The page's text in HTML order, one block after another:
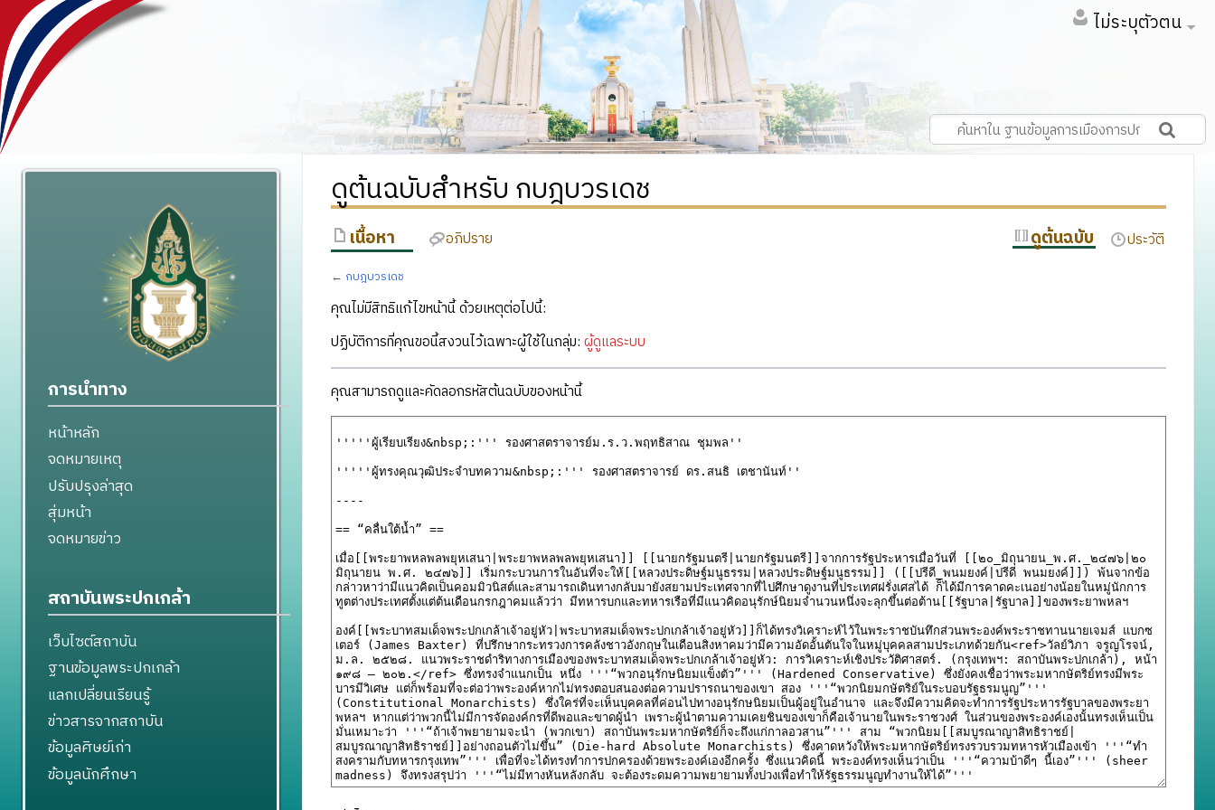
ไม่ระบุตัวตน
ดูต้นฉบับสำหรับ กบฎบวรเดช
เนื้อหา อภิปราย ดูต้นฉบับ ประวัติ
← กบฎบวรเดช
คุณไม่มีสิทธิแก้ไขหน้านี้ ด้วยเหตุต่อไปนี้:
ปฏิบัติการที่คุณขอนี้สงวนไว้เฉพาะผู้ใช้ในกลุ่ม: ผู้ดูแลระบบ
คุณสามารถดูและคัดลอกรหัสต้นฉบับของหน้านี้
การนำทาง
หน้าหลัก
จดหมายเหตุ
ปรับปรุงล่าสุด
สุ่มหน้า
จดหมายข่าว
สถาบันพระปกเกล้า
เว็บไซต์สถาบัน
ฐานข้อมูลพระปกเกล้า
แลกเปลี่ยนเรียนรู้
ข่าวสารจากสถาบัน
ข้อมูลศิษย์เก่า
ข้อมูลนักศึกษา